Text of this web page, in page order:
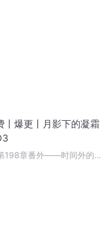
丨爆更丨月影下的凝霜
198章番外——时间外的童